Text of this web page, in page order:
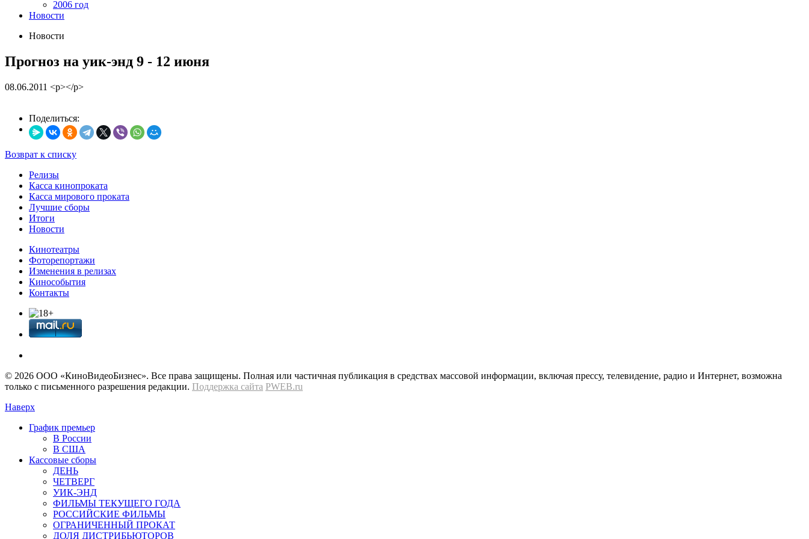
2006 год
Новости
Новости
Прогноз на уик-энд 9 - 12 июня
08.06.2011 <p></p>
Поделиться:
Возврат к списку
Релизы
Касса кинопроката
Касса мирового проката
Лучшие сборы
Итоги
Новости
Кинотеатры
Фоторепортажи
Изменения в релизах
Кинособытия
Контакты
© 2026 OOО «КиноВидеоБизнес». Все права защищены. Полная или частичная публикация в средствах массовой информации, включая прессу, телевидение, радио и Интернет, возможна
только с письменного разрешения редакции. Поддержка сайта PWEB.ru
Наверх
График премьер
В России
В США
Кассовые сборы
ДЕНЬ
ЧЕТВЕРГ
УИК-ЭНД
ФИЛЬМЫ ТЕКУЩЕГО ГОДА
РОССИЙСКИЕ ФИЛЬМЫ
ОГРАНИЧЕННЫЙ ПРОКАТ
ДОЛЯ ДИСТРИБЬЮТОРОВ